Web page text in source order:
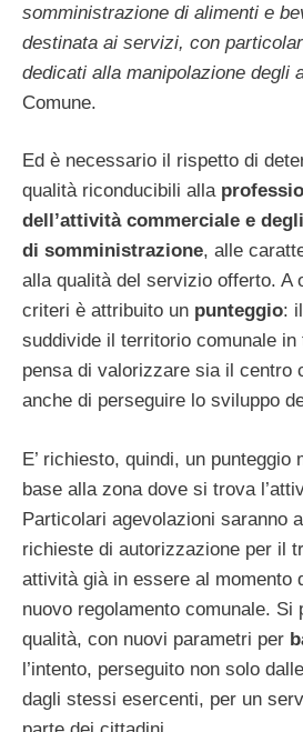
somministrazione di alimenti e
destinata ai servizi, con
dedicati alla manipolazione degli
Comune.
Ed è necessario il rispetto di
qualità riconducibili alla
dell’attività commerciale e
di somministrazione, alle
alla qualità del servizio offerto. A
criteri è attribuito un punteggio:
suddivide il territorio comunale
pensa di valorizzare sia il centro
anche di perseguire lo sviluppo
E’ richiesto, quindi, un punteggio
base alla zona dove si trova
Particolari agevolazioni saranno
richieste di autorizzazione per il
attività già in essere al momento
nuovo regolamento comunale. Si
qualità, con nuovi parametri per
l’intento, perseguito non solo
dagli stessi esercenti, per un